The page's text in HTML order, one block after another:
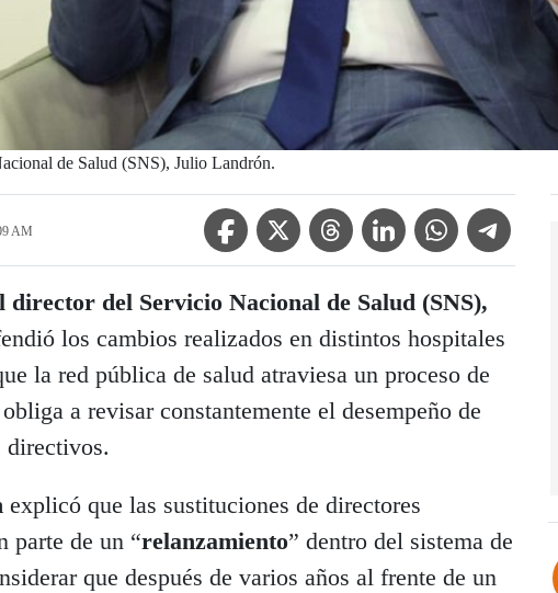
de Salud (SNS), Julio Landrón.
AM
Facebook IconTwitter IconThreads IconLinkedin IconWhatsApp IconTelegram Icon
director del Servicio Nacional de Salud (SNS),
los cambios realizados en distintos hospitales
la red pública de salud atraviesa un proceso de
a revisar constantemente el desempeño de
directivos.
explicó que las sustituciones de directores
parte de un “relanzamiento” dentro del sistema de
que después de varios años al frente de un